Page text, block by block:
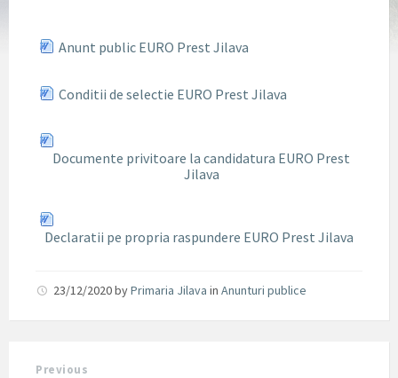
Anunt public EURO Prest Jilava
Conditii de selectie EURO Prest Jilava
Documente privitoare la candidatura EURO Prest
Jilava
Declaratii pe propria raspundere EURO Prest Jilava
23/12/2020byPrimaria Jilava in Anunturi publice
Previous